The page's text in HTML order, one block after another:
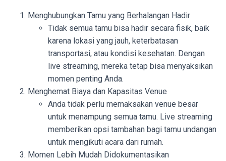
Menghubungkan Tamu yang Berhalangan Hadir
Tidak semua tamu bisa hadir secara fisik, baik
karena lokasi yang jauh, keterbatasan
transportasi, atau kondisi kesehatan. Dengan
live streaming, mereka tetap bisa menyaksikan
momen penting Anda.
Menghemat Biaya dan Kapasitas Venue
Anda tidak perlu memaksakan venue besar
untuk menampung semua tamu. Live streaming
memberikan opsi tambahan bagi tamu undangan
untuk mengikuti acara dari rumah.
Momen Lebih Mudah Didokumentasikan